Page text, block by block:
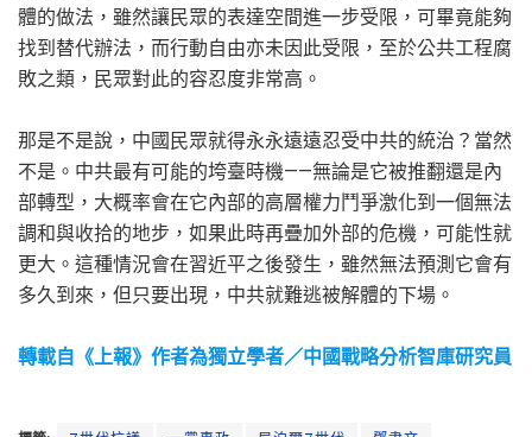
體的做法，雖然讓民眾的表達空間進一步受限，可畢竟能夠
找到替代辦法，而行動自由亦未因此受限，至於公共工程腐
敗之類，民眾對此的容忍度非常高。
那是不是說，中國民眾就得永永遠遠忍受中共的統治？當然
不是。中共最有可能的垮臺時機——無論是它被推翻還是內
部轉型，大概率會在它內部的高層權力鬥爭激化到一個無法
調和與收拾的地步，如果此時再疊加外部的危機，可能性就
更大。這種情況會在習近平之後發生，雖然無法預測它會有
多久到來，但只要出現，中共就難逃被解體的下場。
轉載自《上報》作者為獨立學者／中國戰略分析智庫研究員